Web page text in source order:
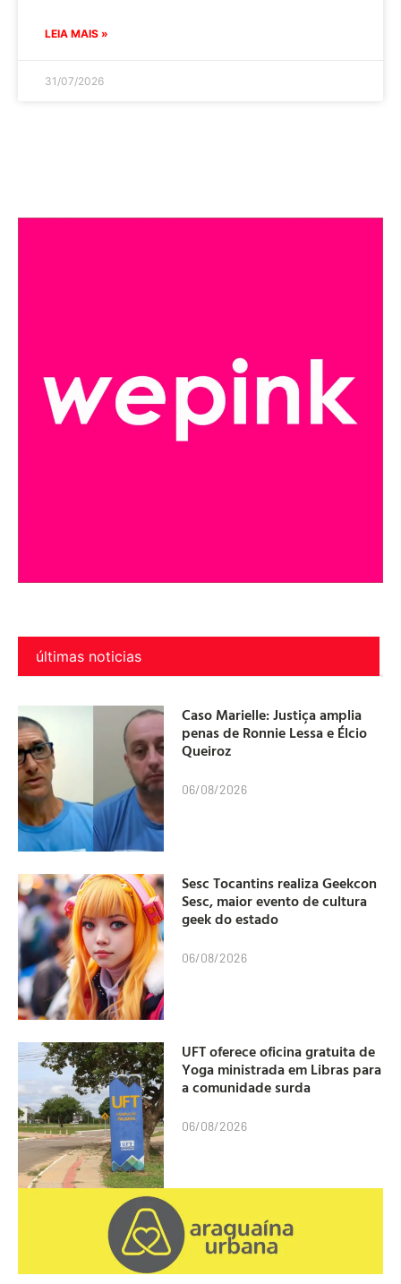
LEIA MAIS »
31/07/2026
últimas noticias
Caso Marielle: Justiça amplia
penas de Ronnie Lessa e Élcio
Queiroz
06/08/2026
Sesc Tocantins realiza Geekcon
Sesc, maior evento de cultura
geek do estado
06/08/2026
UFT oferece oficina gratuita de
Yoga ministrada em Libras para
a comunidade surda
06/08/2026